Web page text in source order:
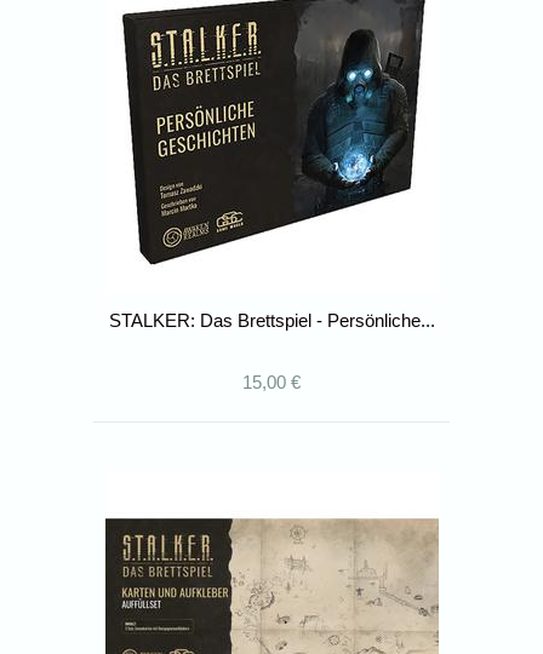
STALKER: Das Brettspiel - Persönliche...
15,00 €